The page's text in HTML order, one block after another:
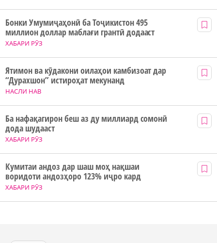
ХАБАРИ РӮЗ
Бонки Умумиҷаҳонӣ ба Тоҷикистон 495
миллион доллар маблағи грантӣ додааст
НАСЛИ НАВ
Ятимон ва кӯдакони оилаҳои камбизоат дар
“Дурахшон” истироҳат мекунанд
ХАБАРИ РӮЗ
Ба нафақагирон беш аз ду миллиард сомонӣ
дода шудааст
ХАБАРИ РӮЗ
Кумитаи андоз дар шаш моҳ нақшаи
воридоти андозҳоро 123% иҷро кард